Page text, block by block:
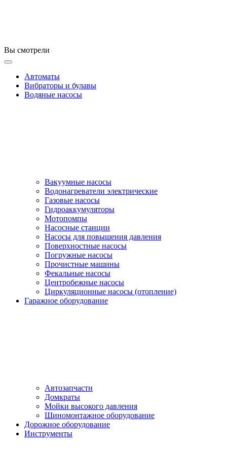
Вы смотрели
Автоматы
Вибраторы и булавы
Водяные насосы
Вакуумные насосы
Водонагреватели электрические
Газовые насосы
Гидроаккумуляторы
Мотопомпы
Насосные станции
Насосы для повышения давления
Поверхностные насосы
Погружные насосы
Прочистные машины
Фекальные насосы
Центробежные насосы
Циркуляционные насосы (отопление)
Гаражное оборудование
Автозапчасти
Домкраты
Мойки высокого давления
Шиномонтажное оборудование
Дорожное оборудование
Инструменты